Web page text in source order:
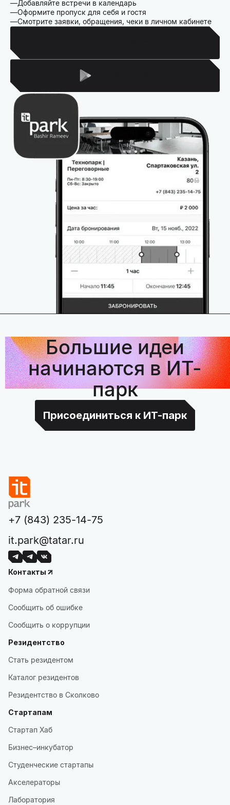
Добавляйте встречи в календарь
Оформите пропуск для себя и гостя
Смотрите заявки, обращения, чеки в личном кабинете
Большие идеи
начинаются в ИТ-
парк
Присоединиться к ИТ-парк
+7 (843) 235-14-75
it.park@tatar.ru
Контакты
Форма обратной связи
Сообщить об ошибке
Сообщить о коррупции
Резидентство
Стать резидентом
Каталог резидентов
Резидентство в Сколково
Стартапам
Стартап Хаб
Бизнес–инкубатор
Студенческие стартапы
Акселераторы
Лаборатория